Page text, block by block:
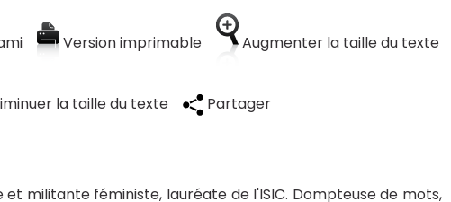
Version imprimable Augmenter la taille du texte
la taille du texte Partager
militante féministe, lauréate de l'ISIC. Dompteuse de mots,